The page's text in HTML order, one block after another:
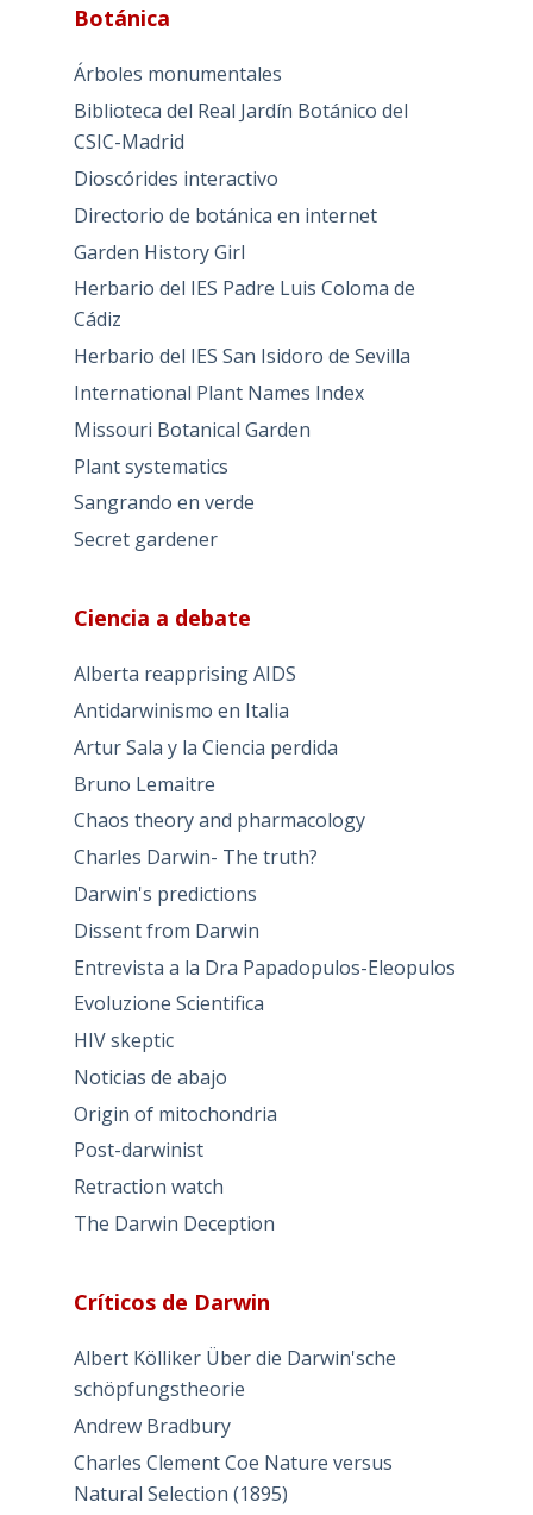
Botánica
Árboles monumentales
Biblioteca del Real Jardín Botánico del
CSIC-Madrid
Dioscórides interactivo
Directorio de botánica en internet
Garden History Girl
Herbario del IES Padre Luis Coloma de
Cádiz
Herbario del IES San Isidoro de Sevilla
International Plant Names Index
Missouri Botanical Garden
Plant systematics
Sangrando en verde
Secret gardener
Ciencia a debate
Alberta reapprising AIDS
Antidarwinismo en Italia
Artur Sala y la Ciencia perdida
Bruno Lemaitre
Chaos theory and pharmacology
Charles Darwin- The truth?
Darwin's predictions
Dissent from Darwin
Entrevista a la Dra Papadopulos-Eleopulos
Evoluzione Scientifica
HIV skeptic
Noticias de abajo
Origin of mitochondria
Post-darwinist
Retraction watch
The Darwin Deception
Críticos de Darwin
Albert Kölliker Über die Darwin'sche
schöpfungstheorie
Andrew Bradbury
Charles Clement Coe Nature versus
Natural Selection (1895)